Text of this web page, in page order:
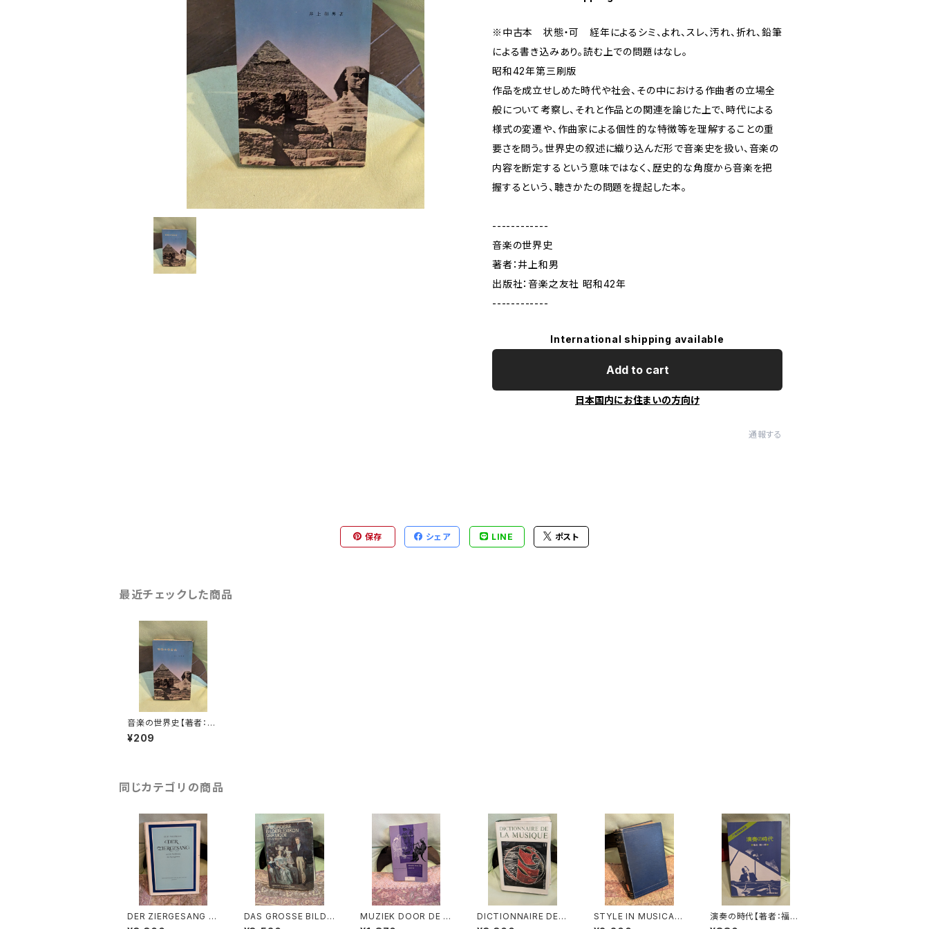
※中古本 状態・可 経年によるシミ、よれ、スレ、汚れ、折れ、鉛筆
による書き込みあり。読む上での問題はなし。
昭和42年第三刷版
作品を成立せしめた時代や社会、その中における作曲者の立場全
般について考察し、それと作品との関連を論じた上で、時代による
様式の変遷や、作曲家による個性的な特徴等を理解することの重
要さを問う。世界史の叙述に織り込んだ形で音楽史を扱い、音楽の
内容を断定するという意味ではなく、歴史的な角度から音楽を把
握するという、聴きかたの問題を提起した本。
------------
音楽の世界史
著者：井上和男
出版社：音楽之友社 昭和42年
------------
International shipping available
Add to cart
日本国内にお住まいの方向け
通報する
保存 シェア LINE ポスト
最近チェックした商品
音楽の世界史【著者：井
上和男】出版社：音楽之
友社 昭和42年
¥209
同じカテゴリの商品
DER ZIERGESANG u
nd die Ausfuhrung
DAS GROSSE BILDE
RLEXIKON DER MO
MUZIEK DOOR DE E
EUWEN 3【著者：DRS.
DICTIONNAIRE DE L
A MUSIQUE Ⅱ:les m
STYLE IN MUSICAL
ART【著者：C. HUBER
演奏の時代【著者：福永
陽一郎】出版社：紀伊國